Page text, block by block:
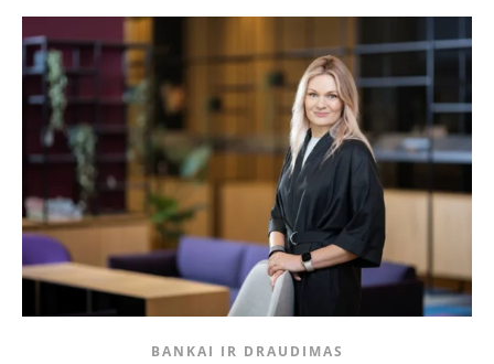
BANKAI IR DRAUDIMAS